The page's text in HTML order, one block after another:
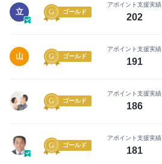
立 ゴールド
アポイント支援実績
202
山 ゴールド
アポイント支援実績
191
ゴールド
アポイント支援実績
186
ゴールド
アポイント支援実績
181
ま
う！
まずは無料会員登録
ン
まずは無料会員登録
ロ
グ